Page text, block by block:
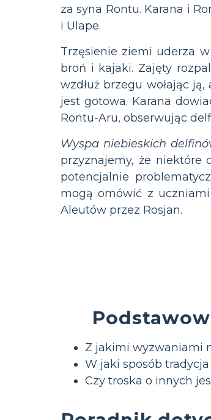
za syna Rontu. Karana i
i Ulape.
Trzęsienie ziemi uderza
broń i kajaki. Zajęty
wzdłuż brzegu wołając
jest gotowa. Karana
Rontu-Aru, obserwując
Wyspa niebieskich
przyznajemy, że niektóre
potencjalnie
mogą omówić z
Aleutów przez Rosjan.
Z jakimi wyzwaniami
W jaki sposób
Czy troska o innych